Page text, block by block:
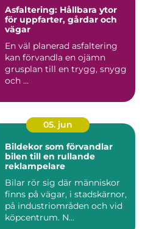
Asfaltering: Hållbara ytor
för uppfarter, gårdar och
vägar
En väl planerad asfaltering
kan förvandla en ojämn
grusplan till en trygg, snygg
och ...
05. jun
Bildekor som förvandlar
bilen till en rullande
reklampelare
Bilar rör sig där människor
finns på vägar, i stadskärnor,
på industriområden och vid
köpcentrum. N...